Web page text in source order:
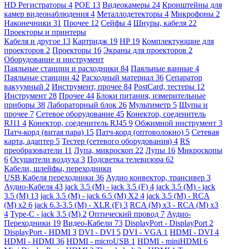
HD Регистраторы 4 POE 13 Видеокамеры 24 Кронштейны для
камер видеонаблюдения 4 Металлодетекторы 4 Микрофоны 2
Наконечники 31 Прочее 12 Сейфы 4 Шнуры, кабеля 22
Проекторы и принтеры
Кабеля и другое 13 Картридж 19 HP 19 Комплектующие для
проекторов 2 Проекторы 16 Экраны для проекторов 2
Оборудование и инструмент
Паяльные станции и расходники 84 Паяльные ванные 4
Паяльные станции 42 Расходный материал 36 Сепаратор
вакуумный 2 Инструмент, прочее 84 PostCard, тестеры 12
Инструмент 28 Прочее 44 Блоки питания, измерительные
приборы 38 Лабораторный блок 26 Мультиметр 5 Щупы и
прочее 7 Сетевое оборудование 45 Конектор, соеденитель
RJ11 4 Конектор, соеденитель RJ45 9 Обжимной инструмент 3
Патч-корд (витая пара) 15 Патч-корд (оптоволокно) 5 Сетевая
карта, адаптер 5 Тестер (сетевого оборудования) 4 RS
преобразователи 11 Лупа, микроскоп 22 Лупы 16 Микроскопы
6 Осушители воздуха 3 Подсветка телевизора 62
Кабели, шлейфы, переходники
USB Кабеля переходники 36 Аудио конвектор, трансивер 3
Аудио-Кабеля 43 jack 3.5 (M) - jack 3.5 (F) 4 jack 3.5 (M) - jack
3.5 (M) 13 jack 3.5 (M) - jack 6.5 (M) X2 4 jack 3.5 (M) - RCA
(M) x2 6 jack 6.3-3.5 (M) - XLR (F) 3 RCA (M) x3 - RCA (M) x3
4 Type-C - jack 3.5 (M) 2 Оптический провод 7 Аудио-
Переходники 19 Видео-Кабели 73 DisplayPort - DisplayPort 2
DisplayPort - HDMI 3 DVI - DVI 5 DVI - VGA 1 HDMI - DVI 4
HDMI - HDMI 36 HDMI - microUSB 1 HDMI - miniHDMI 6